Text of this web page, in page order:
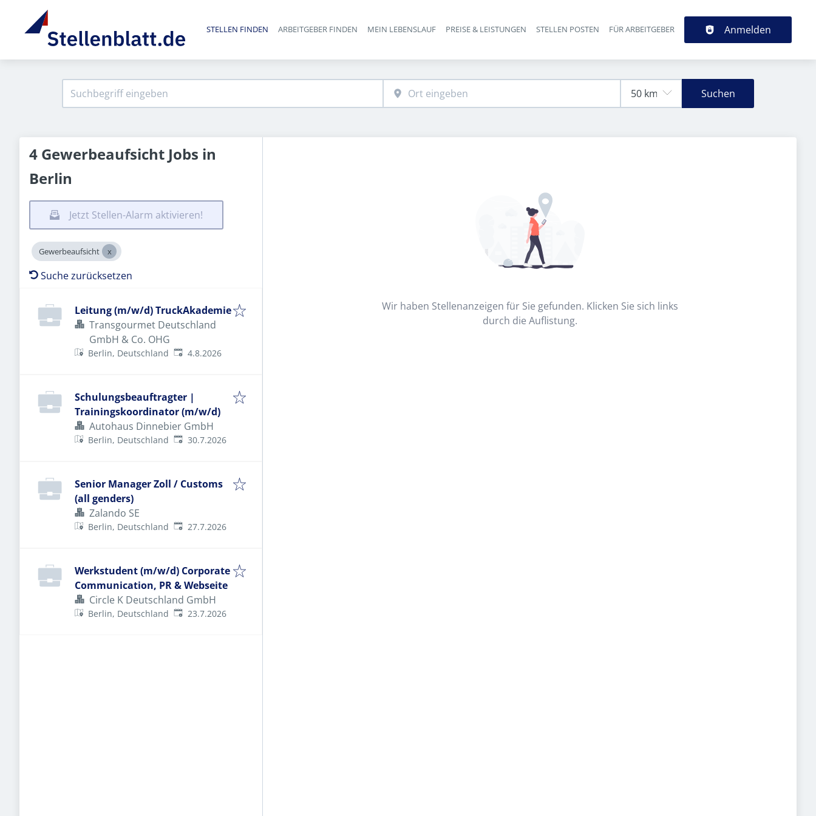
Haupt-Navigation
STELLEN FINDEN ARBEITGEBER FINDEN MEIN LEBENSLAUF PREISE & LEISTUNGEN STELLEN POSTEN FÜR ARBEITGEBER Anmelden
Suchen
4 Gewerbeaufsicht Jobs in
Berlin
Jetzt Stellen-Alarm aktivieren!
Gewerbeaufsicht
Suche zurücksetzen
Leitung (m/w/d) TruckAkademie
Transgourmet Deutschland
GmbH & Co. OHG
Berlin, Deutschland Veröffentlicht
4.8.2026
Schulungsbeauftragter |
Trainingskoordinator (m/w/d)
Autohaus Dinnebier GmbH
Berlin, Deutschland Veröffentlicht
30.7.2026
Senior Manager Zoll / Customs
(all genders)
Zalando SE
Berlin, Deutschland Veröffentlicht
27.7.2026
Werkstudent (m/w/d) Corporate
Communication, PR & Webseite
Circle K Deutschland GmbH
Berlin, Deutschland Veröffentlicht
23.7.2026
Wir haben Stellenanzeigen für Sie gefunden. Klicken Sie sich links
durch die Auflistung.